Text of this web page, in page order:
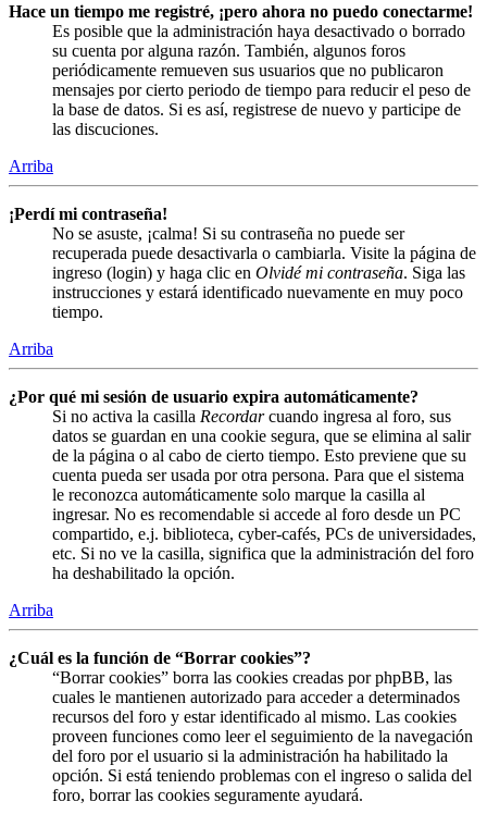
Hace un tiempo me registré, ¡pero ahora no puedo conectarme!
Es posible que la administración haya desactivado o borrado
su cuenta por alguna razón. También, algunos foros
periódicamente remueven sus usuarios que no publicaron
mensajes por cierto periodo de tiempo para reducir el peso de
la base de datos. Si es así, registrese de nuevo y participe de
las discuciones.
Arriba
¡Perdí mi contraseña!
No se asuste, ¡calma! Si su contraseña no puede ser
recuperada puede desactivarla o cambiarla. Visite la página de
ingreso (login) y haga clic en Olvidé mi contraseña. Siga las
instrucciones y estará identificado nuevamente en muy poco
tiempo.
Arriba
¿Por qué mi sesión de usuario expira automáticamente?
Si no activa la casilla Recordarcuando ingresa al foro, sus
datos se guardan en una cookie segura, que se elimina al salir
de la página o al cabo de cierto tiempo. Esto previene que su
cuenta pueda ser usada por otra persona. Para que el sistema
le reconozca automáticamente solo marque la casilla al
ingresar. No es recomendable si accede al foro desde un PC
compartido, e.j. biblioteca, cyber-cafés, PCs de universidades,
etc. Si no ve la casilla, significa que la administración del foro
ha deshabilitado la opción.
Arriba
¿Cuál es la función de “Borrar cookies”?
“Borrar cookies” borra las cookies creadas por phpBB, las
cuales le mantienen autorizado para acceder a determinados
recursos del foro y estar identificado al mismo. Las cookies
proveen funciones como leer el seguimiento de la navegación
del foro por el usuario si la administración ha habilitado la
opción. Si está teniendo problemas con el ingreso o salida del
foro, borrar las cookies seguramente ayudará.